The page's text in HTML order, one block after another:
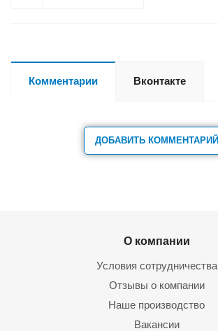
Комментарии Вконтакте
ДОБАВИТЬ КОММЕНТАРИЙ
О компании
Условия сотрудничества
Отзывы о компании
Наше производство
Вакансии